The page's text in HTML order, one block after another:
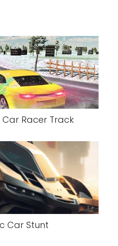
Car Racer Track
Car Stunt